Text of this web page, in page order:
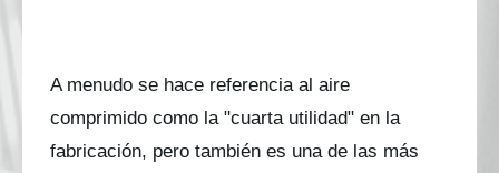
A menudo se hace referencia al aire
comprimido como la "cuarta utilidad" en la
fabricación, pero también es una de las más